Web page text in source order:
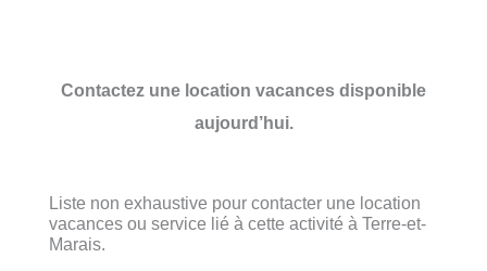
Contactez une location vacances disponible
aujourd’hui.
Liste non exhaustive pour contacter une location
vacances ou service lié à cette activité à Terre-et-
Marais.